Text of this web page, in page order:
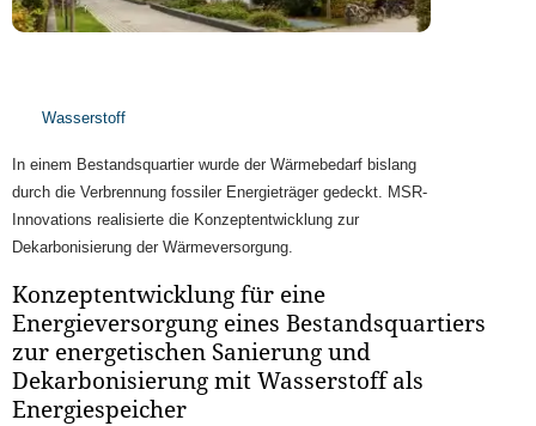
Wasserstoff
In einem Bestandsquartier wurde der Wärmebedarf bislang
durch die Verbrennung fossiler Energieträger gedeckt. MSR-
Innovations realisierte die Konzeptentwicklung zur
Dekarbonisierung der Wärmeversorgung.
Konzeptentwicklung für eine
Energieversorgung eines Bestandsquartiers
zur energetischen Sanierung und
Dekarbonisierung mit Wasserstoff als
Energiespeicher